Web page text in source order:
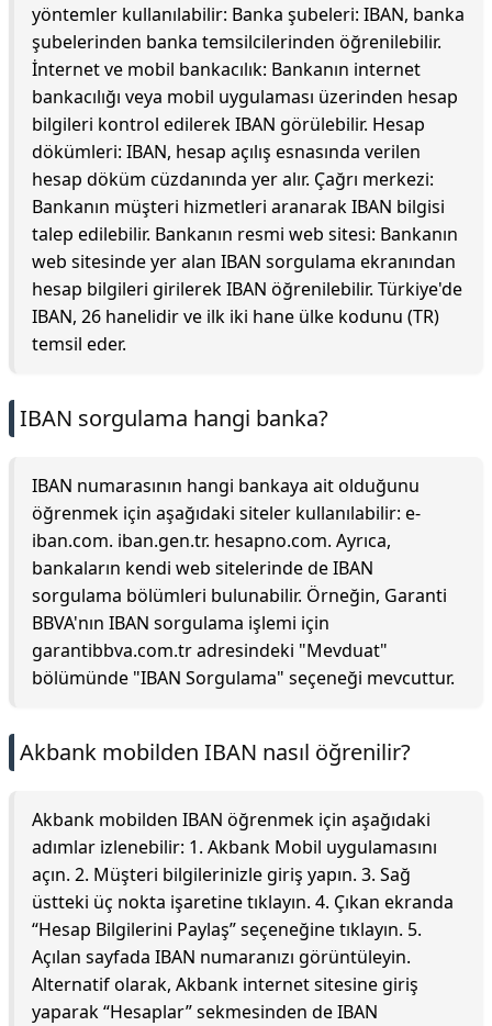
yöntemler kullanılabilir: Banka şubeleri: IBAN, banka
şubelerinden banka temsilcilerinden öğrenilebilir.
İnternet ve mobil bankacılık: Bankanın internet
bankacılığı veya mobil uygulaması üzerinden hesap
bilgileri kontrol edilerek IBAN görülebilir. Hesap
dökümleri: IBAN, hesap açılış esnasında verilen
hesap döküm cüzdanında yer alır. Çağrı merkezi:
Bankanın müşteri hizmetleri aranarak IBAN bilgisi
talep edilebilir. Bankanın resmi web sitesi: Bankanın
web sitesinde yer alan IBAN sorgulama ekranından
hesap bilgileri girilerek IBAN öğrenilebilir. Türkiye'de
IBAN, 26 hanelidir ve ilk iki hane ülke kodunu (TR)
temsil eder.
IBAN sorgulama hangi banka?
IBAN numarasının hangi bankaya ait olduğunu
öğrenmek için aşağıdaki siteler kullanılabilir: e-
iban.com. iban.gen.tr. hesapno.com. Ayrıca,
bankaların kendi web sitelerinde de IBAN
sorgulama bölümleri bulunabilir. Örneğin, Garanti
BBVA'nın IBAN sorgulama işlemi için
garantibbva.com.tr adresindeki "Mevduat"
bölümünde "IBAN Sorgulama" seçeneği mevcuttur.
Akbank mobilden IBAN nasıl öğrenilir?
Akbank mobilden IBAN öğrenmek için aşağıdaki
adımlar izlenebilir: 1. Akbank Mobil uygulamasını
açın. 2. Müşteri bilgilerinizle giriş yapın. 3. Sağ
üstteki üç nokta işaretine tıklayın. 4. Çıkan ekranda
“Hesap Bilgilerini Paylaş” seçeneğine tıklayın. 5.
Açılan sayfada IBAN numaranızı görüntüleyin.
Alternatif olarak, Akbank internet sitesine giriş
yaparak “Hesaplar” sekmesinden de IBAN